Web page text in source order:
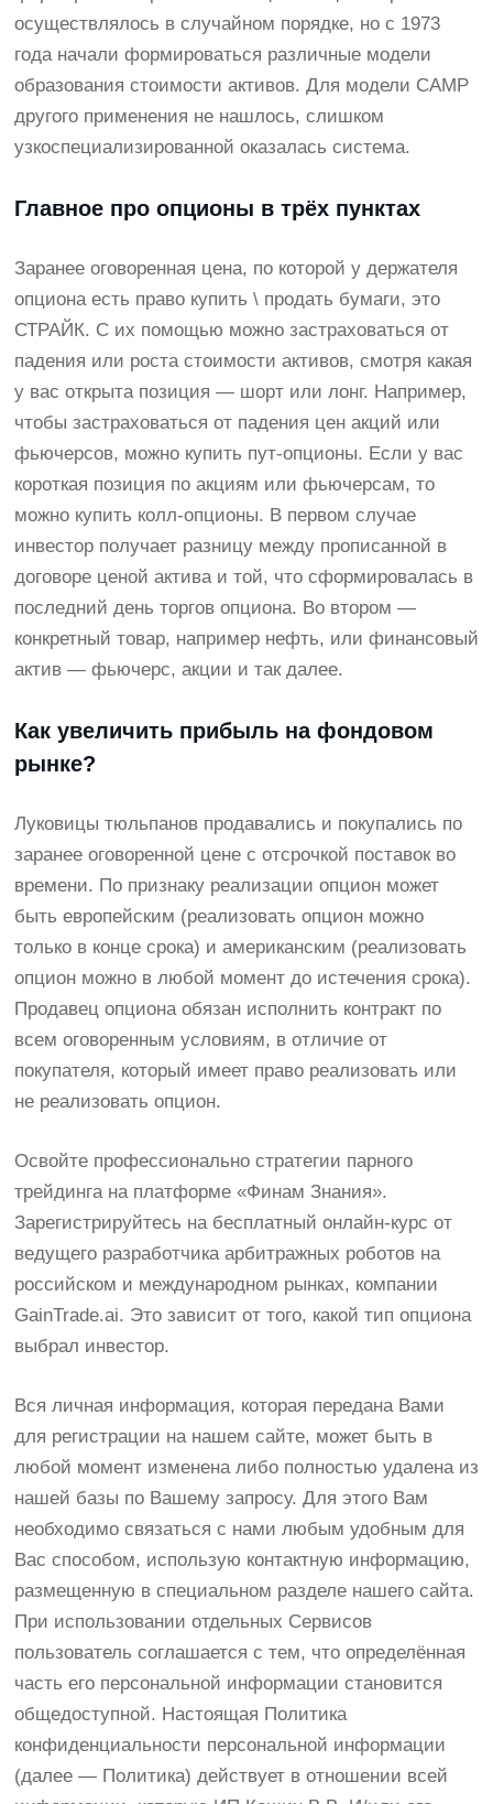
осуществлялось в случайном порядке, но с 1973
года начали формироваться различные модели
образования стоимости активов. Для модели CAMP
другого применения не нашлось, слишком
узкоспециализированной оказалась система.
Главное про опционы в трёх пунктах
Заранее оговоренная цена, по которой у держателя
опциона есть право купить \ продать бумаги, это
СТРАЙК. С их помощью можно застраховаться от
падения или роста стоимости активов, смотря какая
у вас открыта позиция — шорт или лонг. Например,
чтобы застраховаться от падения цен акций или
фьючерсов, можно купить пут-опционы. Если у вас
короткая позиция по акциям или фьючерсам, то
можно купить колл-опционы. В первом случае
инвестор получает разницу между прописанной в
договоре ценой актива и той, что сформировалась в
последний день торгов опциона. Во втором —
конкретный товар, например нефть, или финансовый
актив — фьючерс, акции и так далее.
Как увеличить прибыль на фондовом
рынке?
Луковицы тюльпанов продавались и покупались по
заранее оговоренной цене с отсрочкой поставок во
времени. По признаку реализации опцион может
быть европейским (реализовать опцион можно
только в конце срока) и американским (реализовать
опцион можно в любой момент до истечения срока).
Продавец опциона обязан исполнить контракт по
всем оговоренным условиям, в отличие от
покупателя, который имеет право реализовать или
не реализовать опцион.
Освойте профессионально стратегии парного
трейдинга на платформе «Финам Знания».
Зарегистрируйтесь на бесплатный онлайн-курс от
ведущего разработчика арбитражных роботов на
российском и международном рынках, компании
GainTrade.ai. Это зависит от того, какой тип опциона
выбрал инвестор.
Вся личная информация, которая передана Вами
для регистрации на нашем сайте, может быть в
любой момент изменена либо полностью удалена из
нашей базы по Вашему запросу. Для этого Вам
необходимо связаться с нами любым удобным для
Вас способом, использую контактную информацию,
размещенную в специальном разделе нашего сайта.
При использовании отдельных Сервисов
пользователь соглашается с тем, что определённая
часть его персональной информации становится
общедоступной. Настоящая Политика
конфиденциальности персональной информации
(далее — Политика) действует в отношении всей